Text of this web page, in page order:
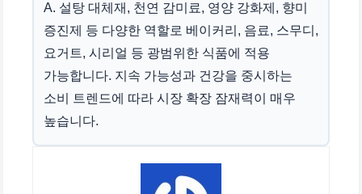
A. 설탕 대체재, 천연 감미료, 영양 강화제, 향미
증진제 등 다양한 역할로 베이커리, 음료, 스무디,
요거트, 시리얼 등 광범위한 식품에 적용
가능합니다. 지속 가능성과 건강을 중시하는
소비 트렌드에 따라 시장 확장 잠재력이 매우
높습니다.